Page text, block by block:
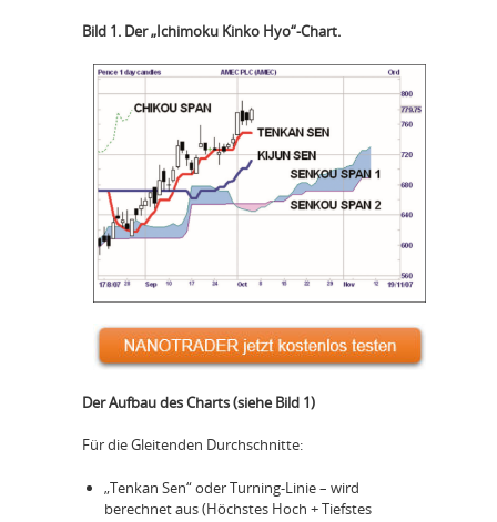
Bild 1. Der „Ichimoku Kinko Hyo“-Chart.
Der Aufbau des Charts (siehe Bild 1)
Für die Gleitenden Durchschnitte:
„Tenkan Sen“ oder Turning-Linie – wird
berechnet aus (Höchstes Hoch + Tiefstes